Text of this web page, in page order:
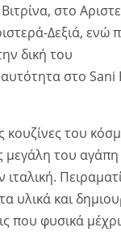
στο
Δεξιά, ενώ
δική του
στο Sani
κουζίνες του
μεγάλη του αγάπη
ιταλική.
υλικά και
που φυσικά